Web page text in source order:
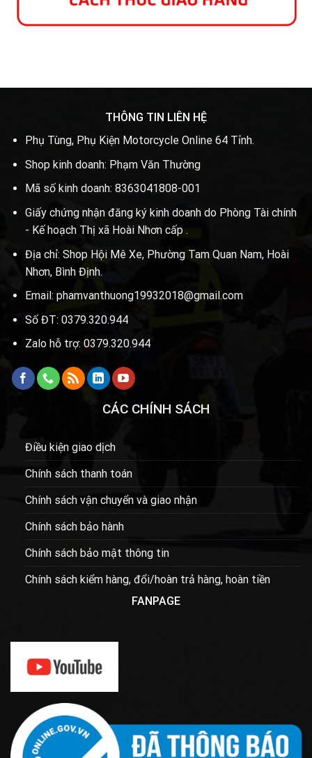
THÔNG TIN LIÊN HỆ
Phụ Tùng, Phụ Kiện Motorcycle Online 64 Tỉnh.
Shop kinh doanh: Phạm Văn Thường
Mã số kinh doanh: 8363041808-001
Giấy chứng nhận đăng ký kinh doanh do Phòng Tài chính
- Kế hoạch Thị xã Hoài Nhơn cấp .
Địa chỉ: Shop Hội Mê Xe, Phường Tam Quan Nam, Hoài
Nhơn, Bình Định.
Email: phamvanthuong19932018@gmail.com
Số ĐT: 0379.320.944
Zalo hỗ trợ: 0379.320.944
CÁC CHÍNH SÁCH
Điều kiện giao dịch
Chính sách thanh toán
Chính sách vận chuyển và giao nhận
Chính sách bảo hành
Chính sách bảo mật thông tin
Chính sách kiểm hàng, đổi/hoàn trả hàng, hoàn tiền
FANPAGE